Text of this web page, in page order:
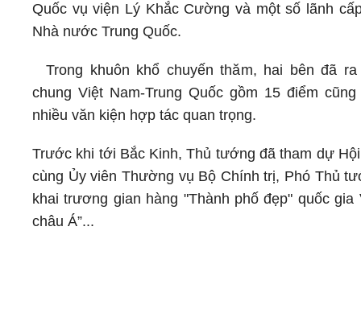
Quốc vụ viện Lý Khắc Cường và một số lãnh
Nhà nước Trung Quốc.
Trong khuôn khổ chuyến thăm, hai bên đã ra
chung Việt Nam-Trung Quốc gồm 15 điểm
nhiều văn kiện hợp tác quan trọng.
Trước khi tới Bắc Kinh, Thủ tướng đã tham dự
cùng Ủy viên Thường vụ Bộ Chính trị, Phó Thủ
khai trương gian hàng "Thành phố đẹp" quốc
châu Á”...